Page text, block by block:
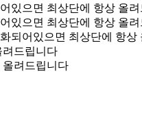
있으면 최상단에 항상 올
있으면 최상단에 항상 올
되어있으면 최상단에 항상
려드립니다
려드립니다